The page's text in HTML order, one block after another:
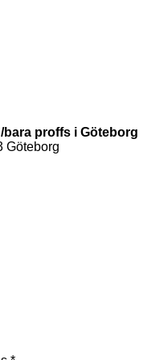
bara proffs i Göteborg
Göteborg